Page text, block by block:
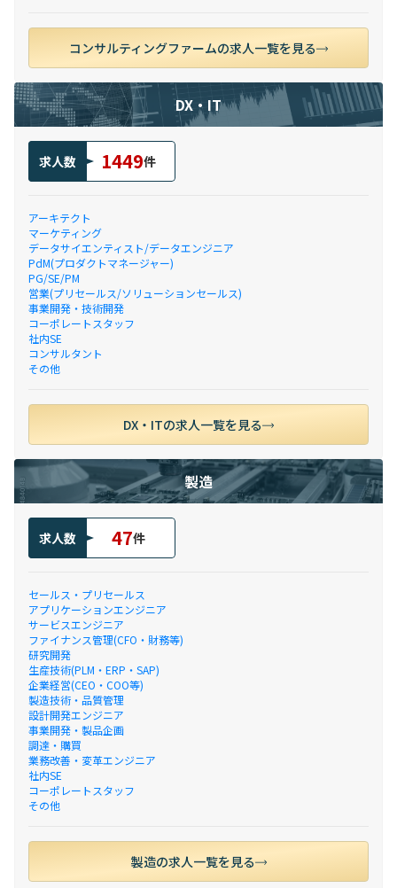
コンサルティングファームの求人一覧を見る
DX・IT
求人数 1449件
アーキテクト
マーケティング
データサイエンティスト/データエンジニア
PdM(プロダクトマネージャー)
PG/SE/PM
営業(プリセールス/ソリューションセールス)
事業開発・技術開発
コーポレートスタッフ
社内SE
コンサルタント
その他
DX・ITの求人一覧を見る
製造
求人数 47件
セールス・プリセールス
アプリケーションエンジニア
サービスエンジニア
ファイナンス管理(CFO・財務等)
研究開発
生産技術(PLM・ERP・SAP)
企業経営(CEO・COO等)
製造技術・品質管理
設計開発エンジニア
事業開発・製品企画
調達・購買
業務改善・変革エンジニア
社内SE
コーポレートスタッフ
その他
製造の求人一覧を見る